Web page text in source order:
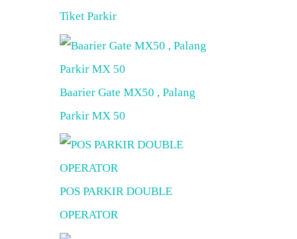
Tiket Parkir
Baarier Gate MX50 , Palang
Parkir MX 50
POS PARKIR DOUBLE
OPERATOR